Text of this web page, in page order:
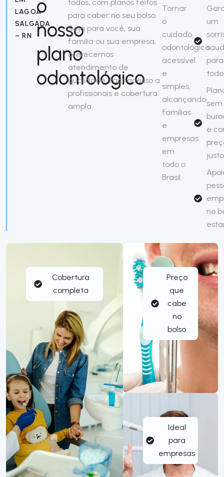
Cobertura
completa
Preço
que
cabe
no
bolso
Ideal
para
empresas
LAGOA
SALGADA
– RN
o
nosso
plano
odontológico
todos, com planos feitos
para caber no seu bolso.
Seja para você, sua
família ou sua empresa,
oferecemos
atendimento de
qualidade, fácil acesso a
profissionais e cobertura
ampla.
Tornar
o
cuidado
odontológico
acessível
e
simples,
alcançando
famílias
e
empresas
em
todo o
Brasil.
um
para
sem
e
justo
no